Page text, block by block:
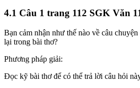
4.1 Câu 1 trang 112 SGK Văn
Bạn cảm nhận như thế nào về câu
lại trong bài thơ?
Phương pháp giải:
Đọc kỹ bài thơ để có thể trả lời câu hỏi